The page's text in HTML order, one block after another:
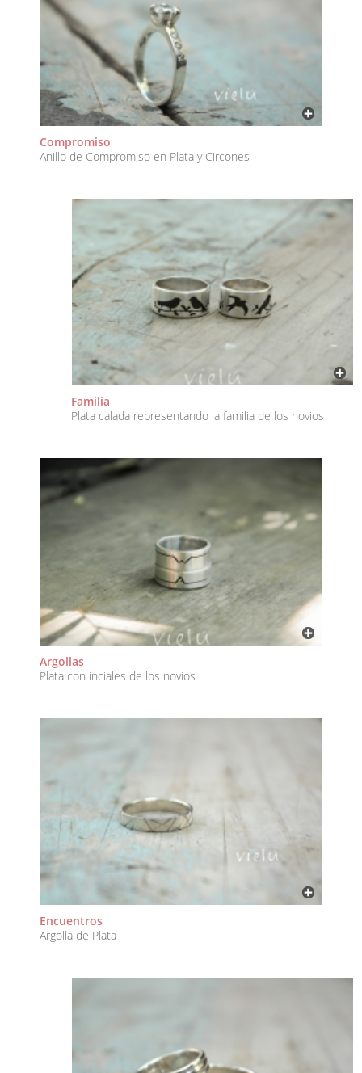
Compromiso
Anillo de Compromiso en Plata y Circones
Familia
Plata calada representando la familia de los novios
Argollas
Plata con inciales de los novios
Encuentros
Argolla de Plata